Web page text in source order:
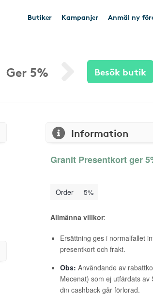
Butiker Kampanjer Anmäl ny
Ger 5% Besök butik
Information
Granit Presentkort ger
Order 5%
Allmänna villkor:
Ersättning ges i normalfallet
presentkort och frakt.
Obs: Användande av
Mecenat) som ej utfärdats
din cashback går förlorad.